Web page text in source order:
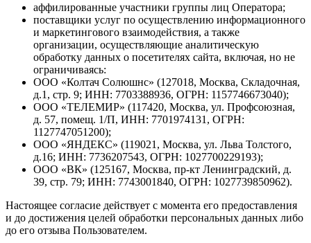
аффилированные участники группы лиц Оператора;
поставщики услуг по осуществлению информационного
и маркетингового взаимодействия, а также
организации, осуществляющие аналитическую
обработку данных о посетителях сайта, включая, но не
ограничиваясь:
ООО «Колтач Солюшнс» (127018, Москва, Складочная,
д.1, стр. 9; ИНН: 7703388936, ОГРН: 1157746673040);
ООО «ТЕЛЕМИР» (117420, Москва, ул. Профсоюзная,
д. 57, помещ. 1/П, ИНН: 7701974131, ОГРН:
1127747051200);
ООО «ЯНДЕКС» (119021, Москва, ул. Льва Толстого,
д.16; ИНН: 7736207543, ОГРН: 1027700229193);
ООО «ВК» (125167, Москва, пр-кт Ленинградский, д.
39, стр. 79; ИНН: 7743001840, ОГРН: 1027739850962).
Настоящее согласие действует с момента его предоставления
и до достижения целей обработки персональных данных либо
до его отзыва Пользователем.